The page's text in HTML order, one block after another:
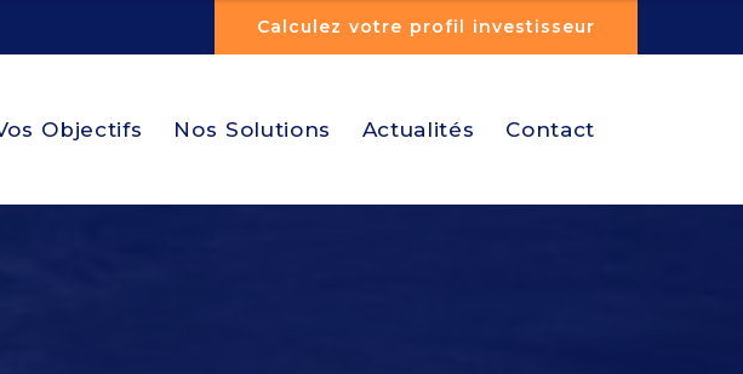
Calculez votre profil investisseur
Objectifs Nos Solutions Actualités Contact